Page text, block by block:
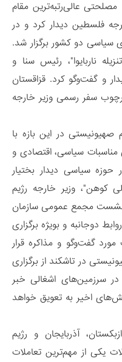
عالی‌رتبه‌ترین مقام
فلسطین دیدار کرد و در
دو کشور برگزار شد.
ناربایوا"، رئیس سنا و
و گفت‌و‌گو کرد. قزاقستان
سفر رسمی وزیر خارجه
صهیونیستی در این بازه با
سیاسی، اقتصادی و
سیاسی دیدار بختیار
کوهن"، وزیر خارجه رژیم
نشست مجمع عمومی سازمان
دوجانبه و بویژه برگزاری
گفت‌و‌گو و مذاکره قرار
در تاشکند از برگزاری
سرزمین‌های اشغالی خبر
اخیر به تعویق خواهد
آذربایجان و رژیم
یکی از مهم‌ترین تعاملات